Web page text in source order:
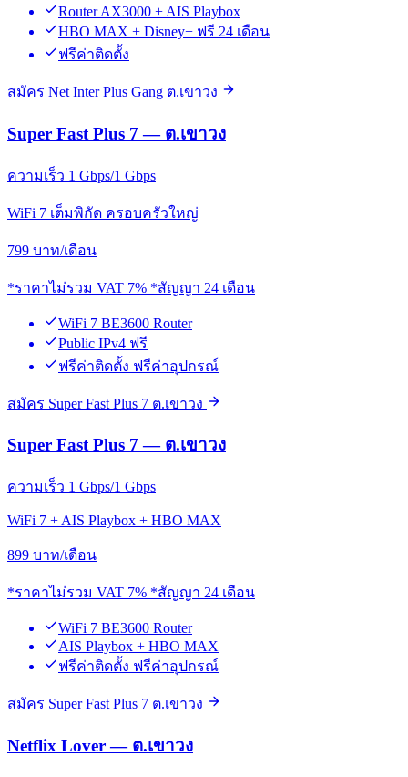
Router AX3000 + AIS Playbox
HBO MAX + Disney+ ฟรี 24 เดือน
ฟรีค่าติดตั้ง
สมัคร Net Inter Plus Gang ต.เขาวง
Super Fast Plus 7 — ต.เขาวง
ความเร็ว 1 Gbps/1 Gbps
WiFi 7 เต็มพิกัด ครอบครัวใหญ่
799 บาท/เดือน
*ราคาไม่รวม VAT 7% *สัญญา 24 เดือน
WiFi 7 BE3600 Router
Public IPv4 ฟรี
ฟรีค่าติดตั้ง ฟรีค่าอุปกรณ์
สมัคร Super Fast Plus 7 ต.เขาวง
Super Fast Plus 7 — ต.เขาวง
ความเร็ว 1 Gbps/1 Gbps
WiFi 7 + AIS Playbox + HBO MAX
899 บาท/เดือน
*ราคาไม่รวม VAT 7% *สัญญา 24 เดือน
WiFi 7 BE3600 Router
AIS Playbox + HBO MAX
ฟรีค่าติดตั้ง ฟรีค่าอุปกรณ์
สมัคร Super Fast Plus 7 ต.เขาวง
Netflix Lover — ต.เขาวง